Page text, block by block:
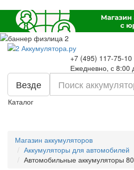
+7 (495) 117-75-10
Ежедневно, с 8:00
Везде
Каталог
Магазин аккумуляторов
Аккумуляторы для автомобилей
Автомобильные аккумуляторы